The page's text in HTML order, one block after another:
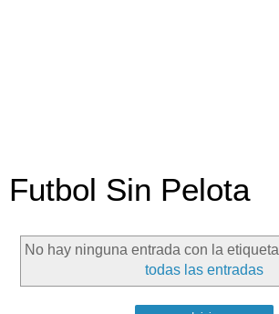
Futbol Sin Pelota
No hay ninguna entrada con la etiqueta
todas las entradas